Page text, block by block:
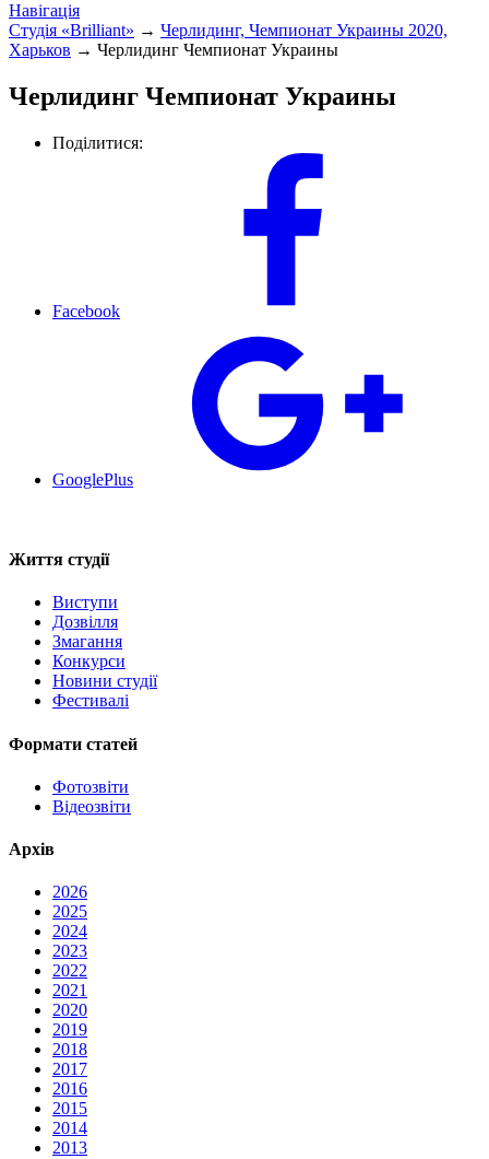
Навігація
Студія «Brilliant» → Черлидинг, Чемпионат Украины 2020,
Харьков → Черлидинг Чемпионат Украины
Черлидинг Чемпионат Украины
Поділитися:
Facebook
GooglePlus
Життя студії
Виступи
Дозвілля
Змагання
Конкурси
Новини студії
Фестивалі
Формати статей
Фотозвіти
Відеозвіти
Архів
2026
2025
2024
2023
2022
2021
2020
2019
2018
2017
2016
2015
2014
2013